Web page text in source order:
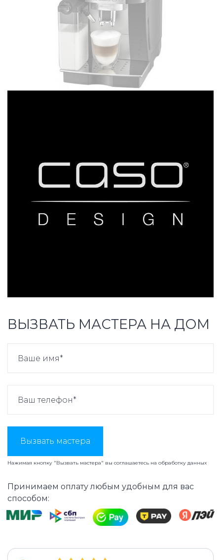
ВЫЗВАТЬ МАСТЕРА НА ДОМ
Вызвать мастера
Нажимая кнопку "Вызвать мастера" вы соглашаетесь на обработку данных
Принимаем оплату любым удобным для вас
способом: